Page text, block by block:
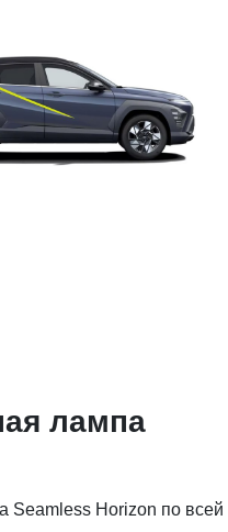
лампа
Seamless Horizon по всей